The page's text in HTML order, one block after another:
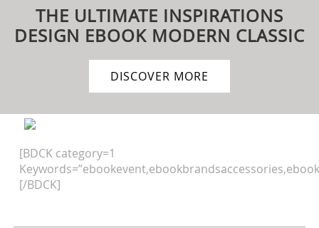
THE ULTIMATE INSPIRATIONS
DESIGN EBOOK MODERN CLASSIC
DISCOVER MORE
[BDCK category=1
[/BDCK]